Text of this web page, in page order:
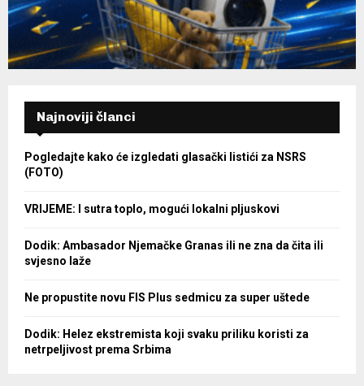
Najnoviji članci
Pogledajte kako će izgledati glasački listići za NSRS
(FOTO)
VRIJEME: I sutra toplo, mogući lokalni pljuskovi
Dodik: Ambasador Njemačke Granas ili ne zna da čita ili
svjesno laže
Ne propustite novu FIS Plus sedmicu za super uštede
Dodik: Helez ekstremista koji svaku priliku koristi za
netrpeljivost prema Srbima